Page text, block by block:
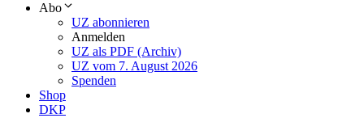
Abo
UZ abonnieren
Anmelden
UZ als PDF (Archiv)
UZ vom 7. August 2026
Spenden
Shop
DKP